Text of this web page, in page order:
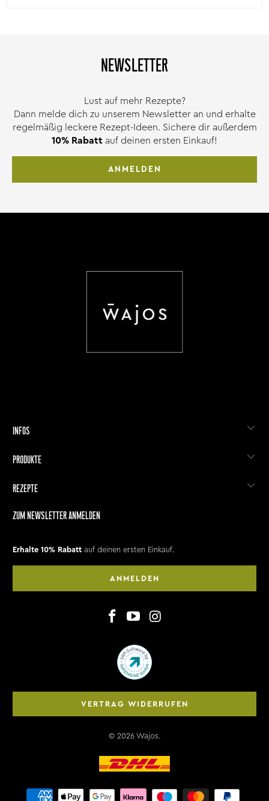
NEWSLETTER
Lust auf mehr Rezepte?
Dann melde dich zu unserem Newsletter an und erhalte
regelmäßig leckere Rezept-Ideen. Sichere dir außerdem
10% Rabatt auf deinen ersten Einkauf!
ANMELDEN
INFOS
PRODUKTE
REZEPTE
ZUM NEWSLETTER ANMELDEN
Erhalte 10% Rabatt auf deinen ersten Einkauf.
ANMELDEN
VERTRAG WIDERRUFEN
© 2026 Wajos.